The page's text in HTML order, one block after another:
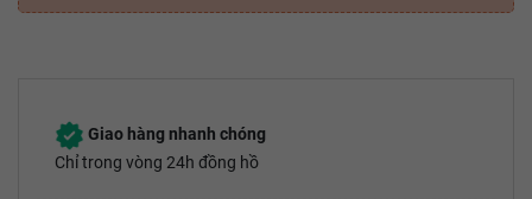
Giao hàng nhanh chóng
Chỉ trong vòng 24h đồng hồ